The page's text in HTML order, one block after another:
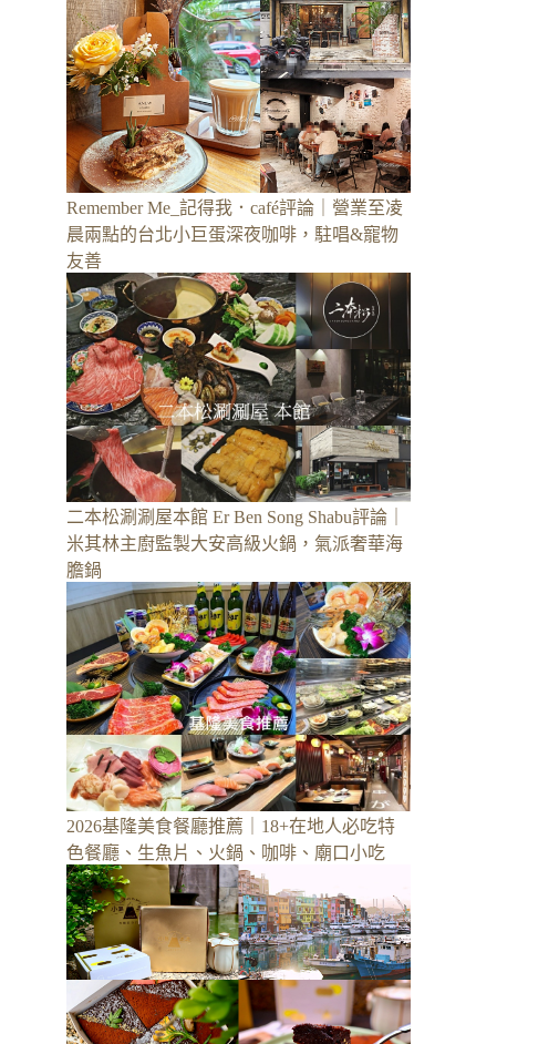
Remember Me_記得我．café評論｜營業至凌
晨兩點的台北小巨蛋深夜咖啡，駐唱&寵物
友善
二本松涮涮屋本館 Er Ben Song Shabu評論｜
米其林主廚監製大安高級火鍋，氣派奢華海
膽鍋
2026基隆美食餐廳推薦｜18+在地人必吃特
色餐廳、生魚片、火鍋、咖啡、廟口小吃